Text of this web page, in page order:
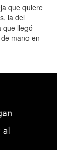
que quiere
la del
que llegó
mano en